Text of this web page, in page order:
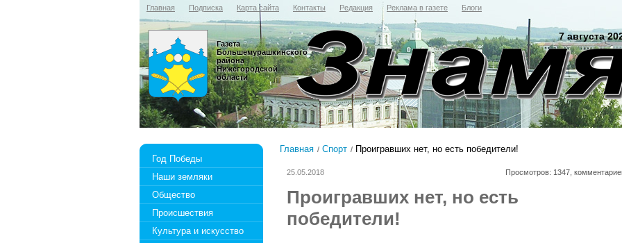
Главная Подписка Карта сайта Контакты Редакция Реклама в газете Блоги
7 августа
Газета
Большемурашкинского
района
Нижегородской
области
Год Победы
Наши земляки
Общество
Происшествия
Культура и искусство
Главная Спорт Проигравших нет, но есть победители!
25.05.2018 Просмотров: 1347,
Проигравших нет, но есть
победители!